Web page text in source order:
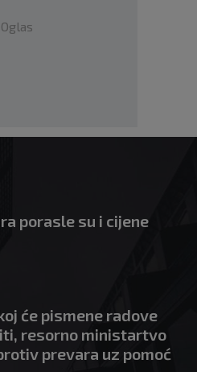
Oglas
porasle su i cijene
će pismene radove
resorno ministartvo
prevara uz pomoć